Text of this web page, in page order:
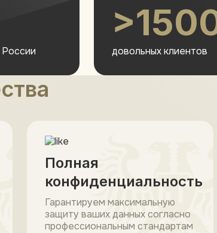
довольных клиентов
Полная
конфиденциальность
Гарантируем максимальную
защиту ваших данных согласно
профессиональным стандартам